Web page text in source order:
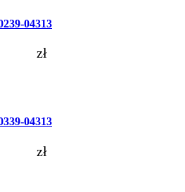
04313
zł
04313
zł